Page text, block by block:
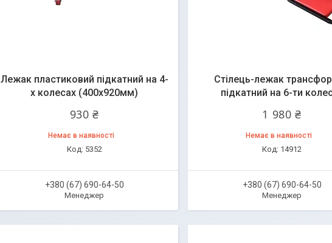
Лежак пластиковий підкатний на 4-
х колесах (400х920мм)
930 ₴
Немає в наявності
5352
+380 (67) 690-64-50
Менеджер
Стілець-лежак
підкатний на 6-ти
1 980 ₴
Немає в наявності
14912
+380 (67) 690-64-50
Менеджер